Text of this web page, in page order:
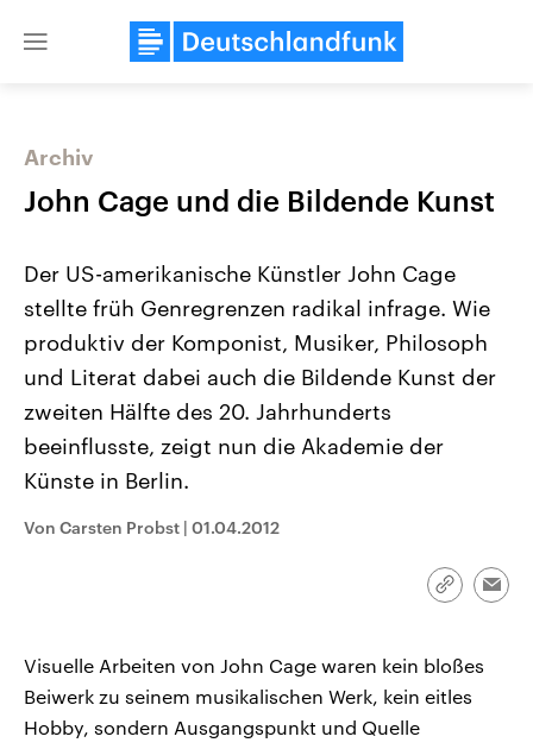
Close
Landtagswahl Sachsen-Anhalt
2026
Alle Informationen
Sachsen-Anhalt wählt am 6.
September 2026 einen neuen
Bundesland von einer Koalition aus
USA
Aktuelle Beiträge,
Hintergründe
Audio-Archiv
Archiv
John Cage und die Bildende Kunst
Der US-amerikanische Künstler John Cage
stellte früh Genregrenzen radikal infrage. Wie
produktiv der Komponist, Musiker, Philosoph
und Literat dabei auch die Bildende Kunst der
zweiten Hälfte des 20. Jahrhunderts
beeinflusste, zeigt nun die Akademie der
Künste in Berlin.
Von Carsten Probst | 01.04.2012
Link
Visuelle Arbeiten von John Cage waren kein bloßes
Beiwerk zu seinem musikalischen Werk, kein eitles
Hobby, sondern Ausgangspunkt und Quelle